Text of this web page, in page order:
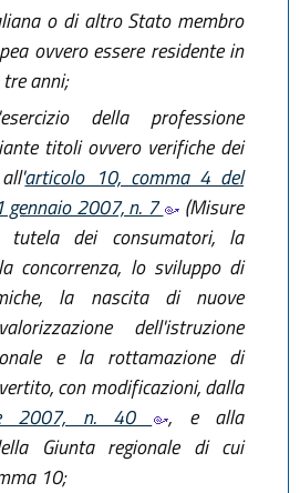
o di altro Stato membro
ovvero essere residente in
anni;
della professione
titoli ovvero verifiche dei
articolo 10, comma 4 del
gennaio 2007, n. 7
(Misure
dei consumatori, la
concorrenza, lo sviluppo di
la nascita di nuove
dell'istruzione
e la rottamazione di
con modificazioni, dalla
2007, n. 40
, e alla
Giunta regionale di cui
10;